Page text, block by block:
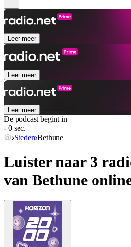
Leer meer
Leer meer
Leer meer
De podcast begint in
- 0 sec.
Steden Bethune
Luister naar 3
van Bethune